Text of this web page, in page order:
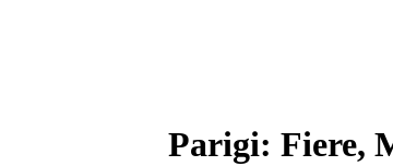
Parigi: Fiere,